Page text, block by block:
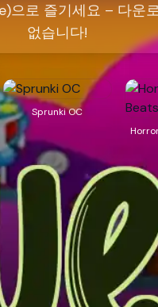
으로 즐기세요 – 다운
없습니다!
Sprunki OC